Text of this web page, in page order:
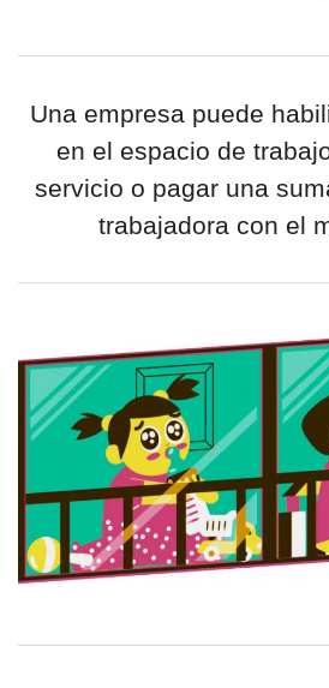
acerca
blog
contacto
Una empresa puede
en el espacio de
servicio o pagar una
trabajadora con el